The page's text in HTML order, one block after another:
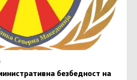
безбедност на